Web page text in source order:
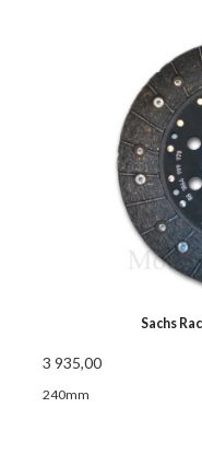
Sachs
3 935,00
240mm